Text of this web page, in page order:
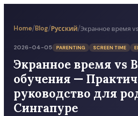
Home/Blog/Русский/
2026-04-05 PARENTING SCREEN TIME
Экранное время vs
обучения —
руководство для
Сингапуре